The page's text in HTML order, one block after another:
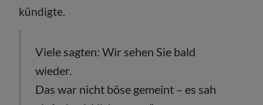
kündigte.
Viele sagten: Wir sehen Sie bald
wieder.
Das war nicht böse gemeint – es sah